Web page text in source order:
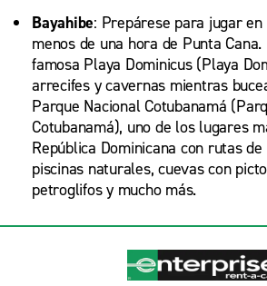
Bayahibe: Prepárese para jugar en
menos de una hora de Punta
famosa Playa Dominicus (Playa
arrecifes y cavernas mientras
Parque Nacional Cotubanamá
Cotubanamá), uno de los lugares
República Dominicana con rutas
piscinas naturales, cuevas con
petroglifos y mucho más.